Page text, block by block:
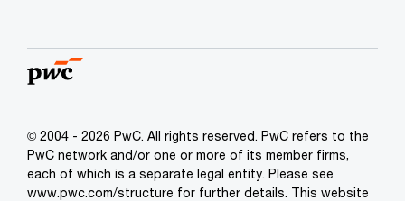
© 2004 - 2026 PwC. All rights reserved. PwC refers to the
PwC network and/or one or more of its member firms,
each of which is a separate legal entity. Please see
www.pwc.com/structure for further details. This website